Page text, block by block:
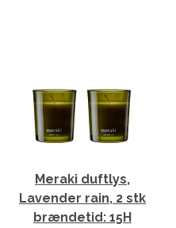
Meraki duftlys,
Lavender rain, 2 stk
brændetid: 15H